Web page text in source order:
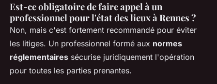
Est-ce obligatoire de faire appel à un
professionnel pour l'état des lieux à Rennes ?
Non, mais c'est fortement recommandé pour éviter
les litiges. Un professionnel formé aux normes
réglementaires sécurise juridiquement l'opération
pour toutes les parties prenantes.